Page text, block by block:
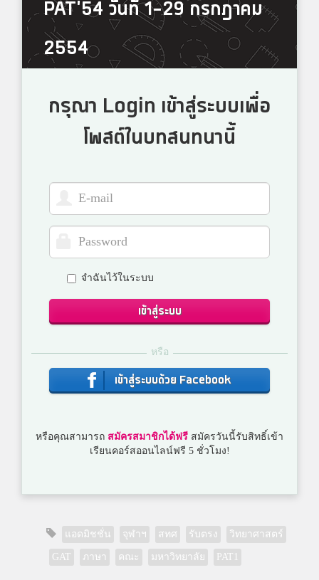
PAT'54 วันที่ 1-29 กรกฎาคม
2554
กรุณา Login เข้าสู่ระบบเพื่อ
โพสต์ในบทสนทนานี้
จำฉันไว้ในระบบ
เข้าสู่ระบบ
หรือ
เข้าสู่ระบบด้วย Facebook
หรือคุณสามารถ สมัครสมาชิกได้ฟรี สมัครวันนี้รับสิทธิ์เข้า
เรียนคอร์สออนไลน์ฟรี 5 ชั่วโมง!
แอดมิชชั่น จุฬาฯ สทศ รับตรง วิทยาศาสตร์
GAT ภาษา คณะ มหาวิทยาลัย PAT1